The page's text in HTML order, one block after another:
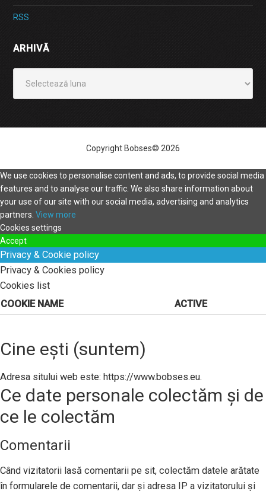
RSS
ARHIVĂ
Copyright Bobses© 2026
We use cookies to personalise content and ads, to provide social media
features and to analyse our traffic. We also share information about
your use of our site with our social media, advertising and analytics
partners. View more
Cookies settings
Accept
Privacy & Cookie policy
Privacy & Cookies policy
Cookies list
COOKIE NAME
ACTIVE
Cine ești (suntem)
Adresa sitului web este: https://www.bobses.eu.
Ce date personale colectăm și de
ce le colectăm
Comentarii
Când vizitatorii lasă comentarii pe sit, colectăm datele arătate
în formularele de comentarii, dar și adresa IP a vizitatorului și